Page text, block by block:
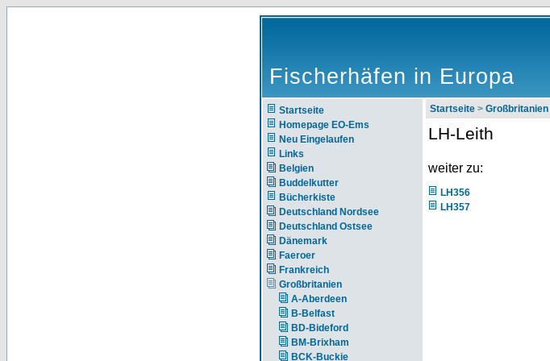
Fischerhäfen in Europa
Startseite
Homepage EO-Ems
Neu Eingelaufen
Links
Belgien
Buddelkutter
Bücherkiste
Deutschland Nordsee
Deutschland Ostsee
Dänemark
Faeroer
Frankreich
Großbritanien
A-Aberdeen
B-Belfast
BD-Bideford
BM-Brixham
BCK-Buckie
Startseite > Großbritanien
LH-Leith
weiter zu:
LH356
LH357